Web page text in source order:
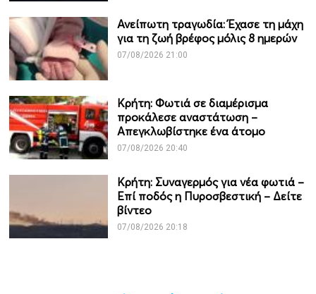
Ανείπωτη τραγωδία: Έχασε τη μάχη
για τη ζωή βρέφος μόλις 8 ημερών
07/08/2026 21:00
Κρήτη: Φωτιά σε διαμέρισμα
προκάλεσε αναστάτωση –
Απεγκλωβίστηκε ένα άτομο
07/08/2026 20:40
Κρήτη: Συναγερμός για νέα φωτιά –
Επί ποδός η Πυροσβεστική – Δείτε
βίντεο
07/08/2026 20:18